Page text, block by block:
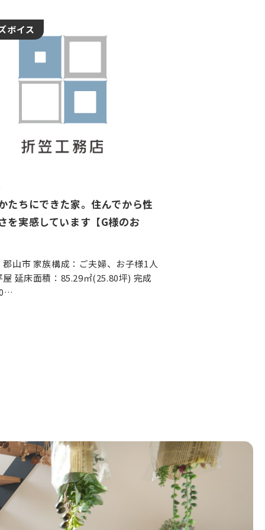
ボイス
たちにできた家。住んでから性
を実感しています【G様のお
郡山市 家族構成：ご夫婦、お子様1人
延床面積：85.29㎡(25.80坪) 完成